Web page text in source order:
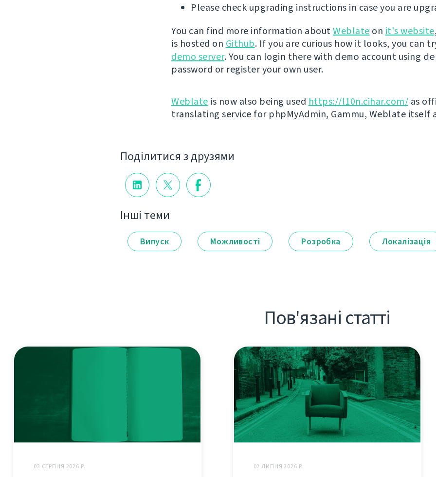
Please check upgrading instructions in case you are
You can find more information aboutWeblate on it's website
is hosted on Github. If you are curious how it looks, you can
demo server. You can login there with demo account using
password or register your own user.
Weblate is now also being used https://l10n.cihar.com/ as
translating service for phpMyAdmin, Gammu, Weblate itself
Поділитися з друзями
Інші теми
Випуск Можливості Розробка Локалізація
Пов'язані статті
03 СЕРПНЯ 2026 Р. 02 ЛИПНЯ 2026 Р.